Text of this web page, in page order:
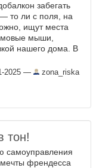
забегать
то ли с поля, на
ищут места
мыши,
нашего дома. В
2025 — zona_riska
тон!
самоуправления
френдесса